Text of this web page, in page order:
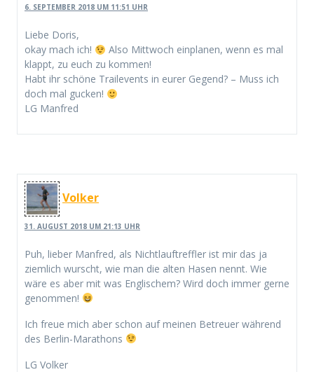
6. SEPTEMBER 2018 UM 11:51 UHR
Liebe Doris,
okay mach ich!
Also Mittwoch einplanen, wenn es mal
klappt, zu euch zu kommen!
Habt ihr schöne Trailevents in eurer Gegend? – Muss ich
doch mal gucken!
LG Manfred
Volker
31. AUGUST 2018 UM 21:13 UHR
Puh, lieber Manfred, als Nichtlauftreffler ist mir das ja
ziemlich wurscht, wie man die alten Hasen nennt. Wie
wäre es aber mit was Englischem? Wird doch immer gerne
genommen!
Ich freue mich aber schon auf meinen Betreuer während
des Berlin-Marathons
LG Volker